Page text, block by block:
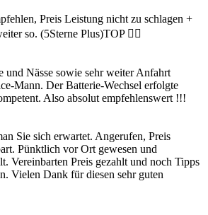
Preis Leistung nicht zu schlagen +
so. (5Sterne Plus)TOP 👍🏻
Nässe sowie sehr weiter Anfahrt
Mann. Der Batterie-Wechsel erfolgte
Also absolut empfehlenswert !!!
Sie sich erwartet. Angerufen, Preis
Pünktlich vor Ort gewesen und
Vereinbarten Preis gezahlt und noch Tipps
Vielen Dank für diesen sehr guten